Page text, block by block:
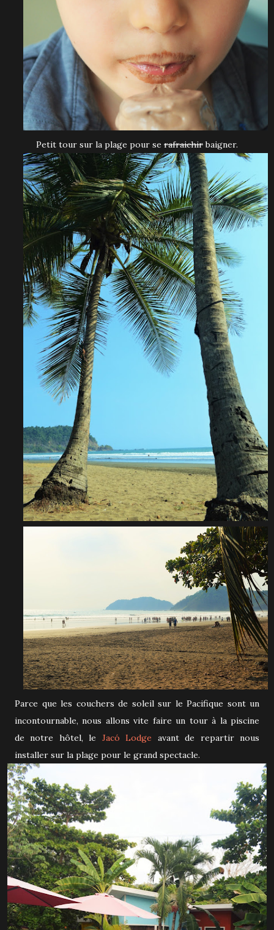
Petit tour sur la plage pour se rafraichirbaigner.
Parce que les couchers de soleil sur le Pacifique sont un
incontournable, nous allons vite faire un tour à la piscine
de notre hôtel, le Jacó Lodge avant de repartir nous
installer sur la plage pour le grand spectacle.